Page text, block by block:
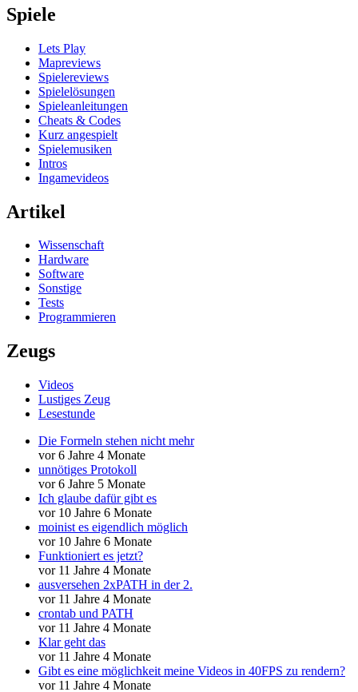
Spiele
Lets Play
Mapreviews
Spielereviews
Spielelösungen
Spieleanleitungen
Cheats & Codes
Kurz angespielt
Spielemusiken
Intros
Ingamevideos
Artikel
Wissenschaft
Hardware
Software
Sonstige
Tests
Programmieren
Zeugs
Videos
Lustiges Zeug
Lesestunde
Die Formeln stehen nicht mehr
vor 6 Jahre 4 Monate
unnötiges Protokoll
vor 6 Jahre 5 Monate
Ich glaube dafür gibt es
vor 10 Jahre 6 Monate
moinist es eigendlich möglich
vor 10 Jahre 6 Monate
Funktioniert es jetzt?
vor 11 Jahre 4 Monate
ausversehen 2xPATH in der 2.
vor 11 Jahre 4 Monate
crontab und PATH
vor 11 Jahre 4 Monate
Klar geht das
vor 11 Jahre 4 Monate
Gibt es eine möglichkeit meine Videos in 40FPS zu rendern?
vor 11 Jahre 4 Monate